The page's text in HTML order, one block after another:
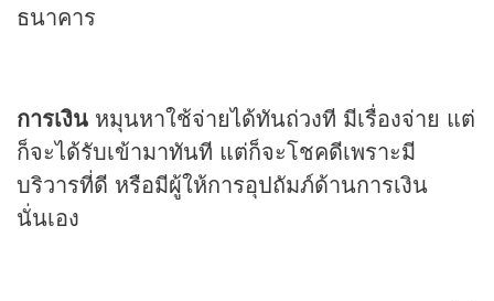
ธนาคาร
การเงิน หมุนหาใช้จ่ายได้ทันถ่วงที มีเรื่องจ่าย แต่
ก็จะได้รับเข้ามาทันที แต่ก็จะโชคดีเพราะมี
บริวารที่ดี หรือมีผู้ให้การอุปถัมภ์ด้านการเงิน
นั่นเอง